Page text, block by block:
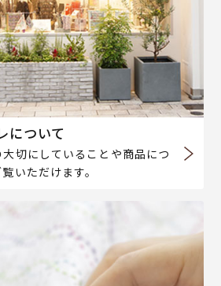
について
切にしていることや商品につ
いただけます。